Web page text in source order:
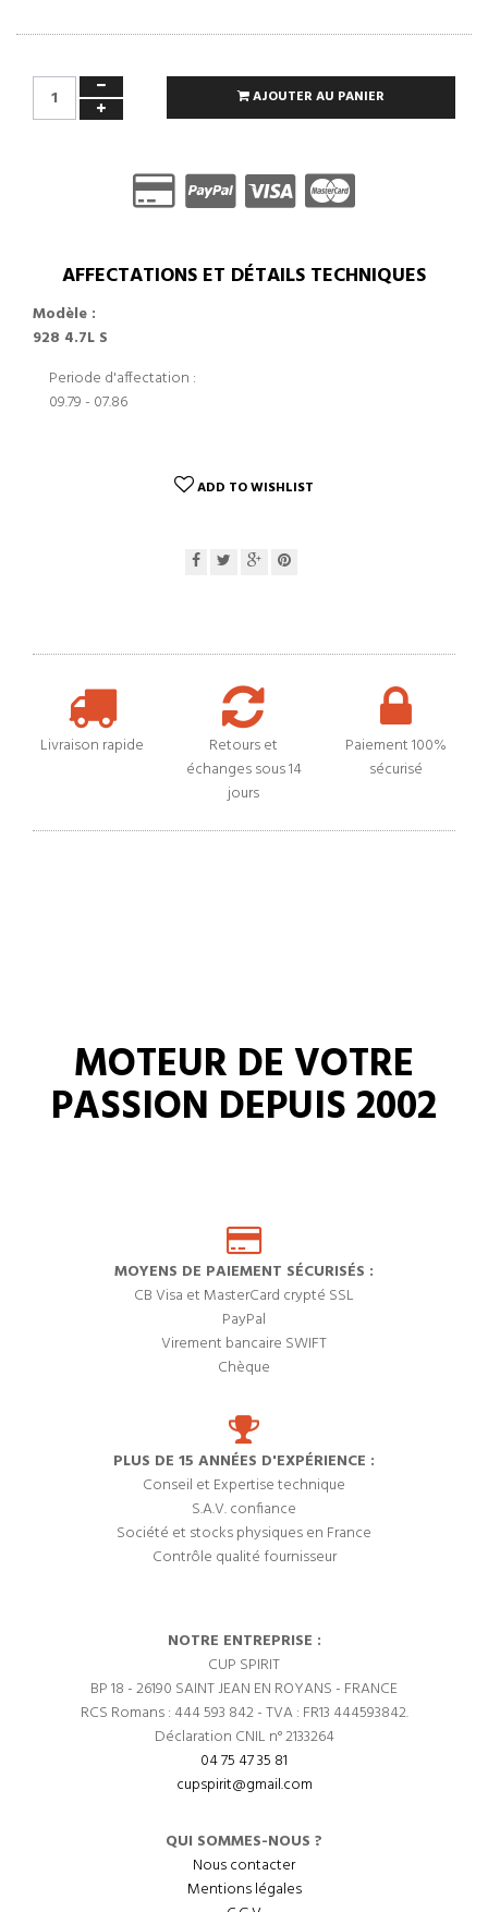
AJOUTER AU PANIER
AFFECTATIONS ET DÉTAILS TECHNIQUES
Modèle :
928 4.7L S
Periode d'affectation :
09.79 - 07.86
ADD TO WISHLIST
Livraison rapide
Retours et
échanges sous 14
jours
Paiement 100%
sécurisé
MOTEUR DE VOTRE
PASSION DEPUIS 2002
MOYENS DE PAIEMENT SÉCURISÉS :
CB Visa et MasterCard crypté SSL
PayPal
Virement bancaire SWIFT
Chèque
PLUS DE 15 ANNÉES D'EXPÉRIENCE :
Conseil et Expertise technique
S.A.V. confiance
Société et stocks physiques en France
Contrôle qualité fournisseur
NOTRE ENTREPRISE :
CUP SPIRIT
BP 18 - 26190 SAINT JEAN EN ROYANS - FRANCE
RCS Romans : 444 593 842 - TVA : FR13 444593842.
Déclaration CNIL n° 2133264
04 75 47 35 81
cupspirit@gmail.com
QUI SOMMES-NOUS ?
Nous contacter
Mentions légales